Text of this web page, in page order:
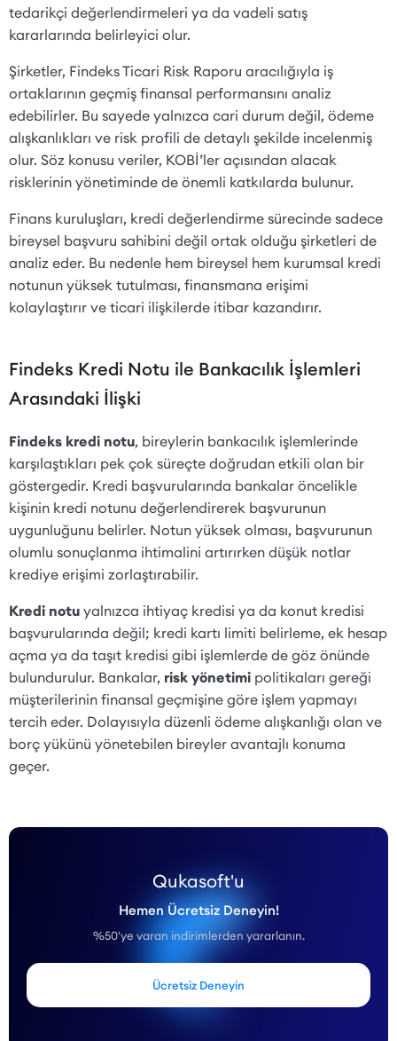
tedarikçi değerlendirmeleri ya da vadeli satış
kararlarında belirleyici olur.
Şirketler, Findeks Ticari Risk Raporu aracılığıyla iş
ortaklarının geçmiş finansal performansını analiz
edebilirler. Bu sayede yalnızca cari durum değil, ödeme
alışkanlıkları ve risk profili de detaylı şekilde incelenmiş
olur. Söz konusu veriler, KOBİ’ler açısından alacak
risklerinin yönetiminde de önemli katkılarda bulunur.
Finans kuruluşları, kredi değerlendirme sürecinde sadece
bireysel başvuru sahibini değil ortak olduğu şirketleri de
analiz eder. Bu nedenle hem bireysel hem kurumsal kredi
notunun yüksek tutulması, finansmana erişimi
kolaylaştırır ve ticari ilişkilerde itibar kazandırır.
Findeks Kredi Notu ile Bankacılık İşlemleri
Arasındaki İlişki
Findeks kredi notu, bireylerin bankacılık işlemlerinde
karşılaştıkları pek çok süreçte doğrudan etkili olan bir
göstergedir. Kredi başvurularında bankalar öncelikle
kişinin kredi notunu değerlendirerek başvurunun
uygunluğunu belirler. Notun yüksek olması, başvurunun
olumlu sonuçlanma ihtimalini artırırken düşük notlar
krediye erişimi zorlaştırabilir.
Kredi notu yalnızca ihtiyaç kredisi ya da konut kredisi
başvurularında değil; kredi kartı limiti belirleme, ek hesap
açma ya da taşıt kredisi gibi işlemlerde de göz önünde
bulundurulur. Bankalar, risk yönetimi politikaları gereği
müşterilerinin finansal geçmişine göre işlem yapmayı
tercih eder. Dolayısıyla düzenli ödeme alışkanlığı olan ve
borç yükünü yönetebilen bireyler avantajlı konuma
geçer.
Qukasoft'u
Hemen Ücretsiz Deneyin!
%50'ye varan indirimlerden yararlanın.
Ücretsiz Deneyin